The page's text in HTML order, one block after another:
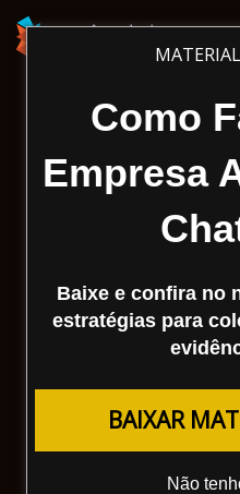
Como
Empresa
Baixe e confira no
estratégias para
BAIXAR
Não